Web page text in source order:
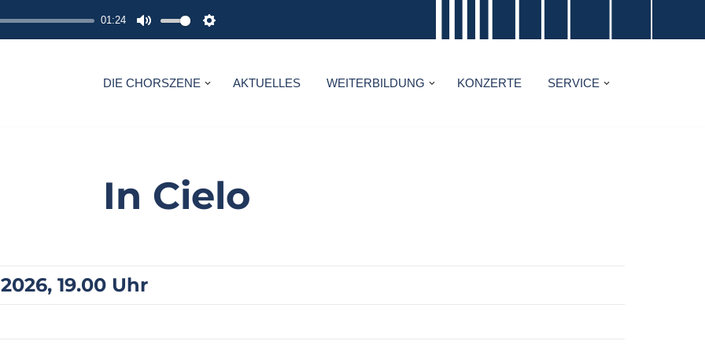
01:24
M
T
S
T
S
DIE CHORSZENE AKTUELLES WEITERBILDUNG KONZERTE SERVICE
In Cielo
19.00 Uhr